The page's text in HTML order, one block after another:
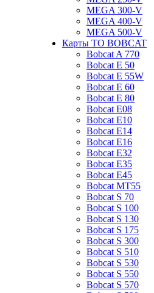
MEGA 300-V
MEGA 400-V
MEGA 500-V
Карты ТО BOBCAT
Bobcat A 770
Bobcat E 50
Bobcat E 55W
Bobcat E 60
Bobcat E 80
Bobcat E08
Bobcat E10
Bobcat E14
Bobcat E16
Bobcat E32
Bobcat E35
Bobcat E45
Bobcat MT55
Bobcat S 70
Bobcat S 100
Bobcat S 130
Bobcat S 175
Bobcat S 300
Bobcat S 510
Bobcat S 530
Bobcat S 550
Bobcat S 570